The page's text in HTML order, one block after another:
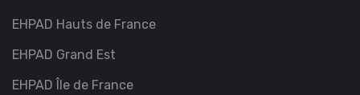
EHPAD Hauts de France
EHPAD Grand Est
EHPAD Île de France